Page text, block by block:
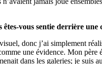
êtes-vous sentie derrière une
donc j’ai simplement
une évidence. Mon
dans les galeries; je suis